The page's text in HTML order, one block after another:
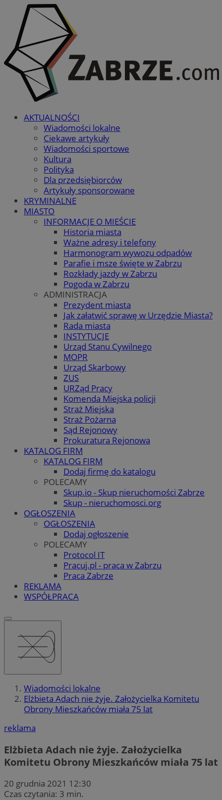
AKTUALNOŚCI
Wiadomości lokalne
Ciekawe artykuły
Wiadomości sportowe
Kultura
Polityka
Dla przedsiębiorców
Artykuły sponsorowane
KRYMINALNE
MIASTO
INFORMACJE O MIEŚCIE
Historia miasta
Ważne adresy i telefony
Harmonogram wywozu odpadów
Parafie i msze święte w Zabrzu
Rozkłady jazdy w Zabrzu
Pogoda w Zabrzu
ADMINISTRACJA
Prezydent miasta
Jak załatwić sprawę w Urzędzie Miasta?
Rada miasta
INSTYTUCJE
Urząd Stanu Cywilnego
MOPR
Urząd Skarbowy
ZUS
URZąd Pracy
Komenda Miejska policji
Straż Miejska
Straż Pożarna
Sąd Rejonowy
Prokuratura Rejonowa
KATALOG FIRM
KATALOG FIRM
Dodaj firmę do katalogu
POLECAMY
Skup.io - Skup nieruchomości Zabrze
Skup - nieruchomosci.org
OGŁOSZENIA
OGŁOSZENIA
Dodaj ogłoszenie
POLECAMY
Protocol IT
Pracuj.pl - praca w Zabrzu
Praca Zabrze
REKLAMA
WSPÓŁPRACA
Wiadomości lokalne
Elżbieta Adach nie żyje. Założycielka Komitetu
Obrony Mieszkańców miała 75 lat
reklama
Elżbieta Adach nie żyje. Założycielka
Komitetu Obrony Mieszkańców miała 75 lat
20 grudnia 2021 12:30
Czas czytania: 3 min.